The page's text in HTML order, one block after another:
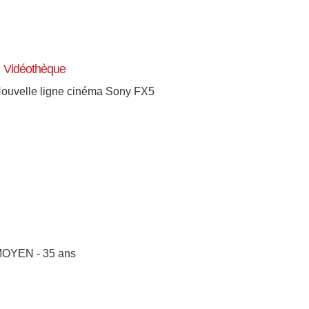
Vidéothèque
ligne cinéma Sony FX5
- 35 ans